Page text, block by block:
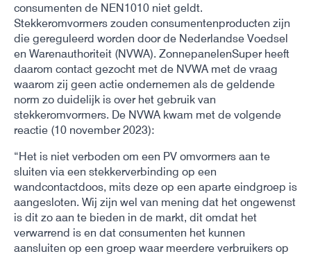
consumenten de NEN1010 niet geldt.
Stekkeromvormers zouden consumentenproducten zijn
die gereguleerd worden door de Nederlandse Voedsel
en Warenauthoriteit (NVWA). ZonnepanelenSuper heeft
daarom contact gezocht met de NVWA met de vraag
waarom zij geen actie ondernemen als de geldende
norm zo duidelijk is over het gebruik van
stekkeromvormers. De NVWA kwam met de volgende
reactie (10 november 2023):
“Het is niet verboden om een PV omvormers aan te
sluiten via een stekkerverbinding op een
wandcontactdoos, mits deze op een aparte eindgroep is
aangesloten. Wij zijn wel van mening dat het ongewenst
is dit zo aan te bieden in de markt, dit omdat het
verwarrend is en dat consumenten het kunnen
aansluiten op een groep waar meerdere verbruikers op